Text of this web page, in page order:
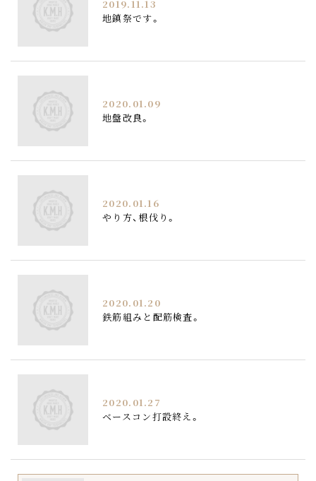
2019.11.13
地鎮祭です。
2020.01.09
地盤改良。
2020.01.16
やり方、根伐り。
2020.01.20
鉄筋組みと配筋検査。
2020.01.27
ベースコン打設終え。